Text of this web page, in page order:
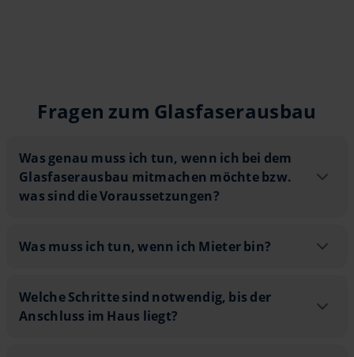
Fragen zum Glasfaserausbau
Was genau muss ich tun, wenn ich bei dem
Glasfaserausbau mitmachen möchte bzw.
was sind die Voraussetzungen?
Was muss ich tun, wenn ich Mieter bin?
Welche Schritte sind notwendig, bis der
Anschluss im Haus liegt?